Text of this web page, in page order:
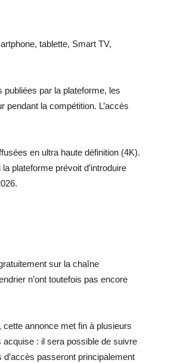
tablette, Smart TV,
publiées par la plateforme, les
la compétition. L’accès
en ultra haute définition (4K).
plateforme prévoit d’introduire
sur la chaîne
n’ont toutefois pas encore
annonce met fin à plusieurs
acquise : il sera possible de suivre
passeront principalement